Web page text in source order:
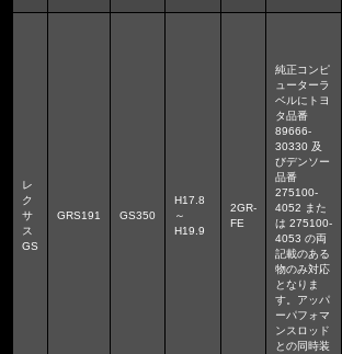
レ
ク
サ
ス
GS
GRS191 GS350
H17.8
～
H19.9
2GR-
FE
純正コンピ
ューターラ
ベルにトヨ
タ品番
89666-
30330 及
びデンソー
品番
275100-
4052 また
は 275100-
4053 の両
記載のある
物のみ対応
となりま
す。アッパ
ーパフォマ
ンスロッド
との同時装